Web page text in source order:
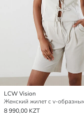
LCW Vision
Женский жилет с v-
8 990,00 KZT